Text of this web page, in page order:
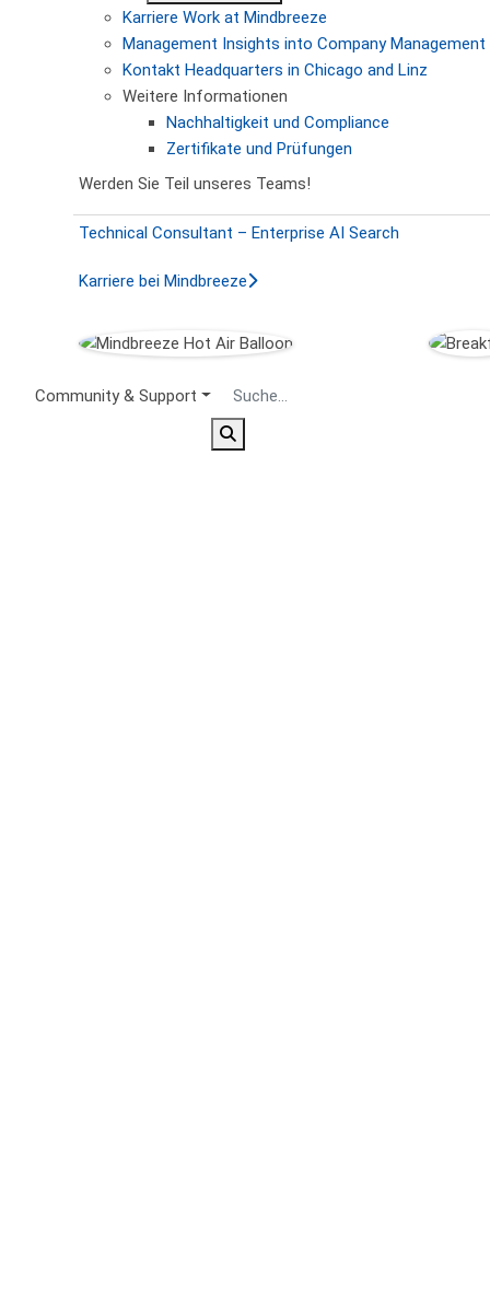
Karriere Work at Mindbreeze
Management Insights into Company Management
Kontakt Headquarters in Chicago and Linz
Weitere Informationen
Nachhaltigkeit und Compliance
Zertifikate und Prüfungen
Werden Sie Teil unseres Teams!
Technical Consultant – Enterprise AI Search
Karriere bei Mindbreeze
Secondary Menu
Community & Support